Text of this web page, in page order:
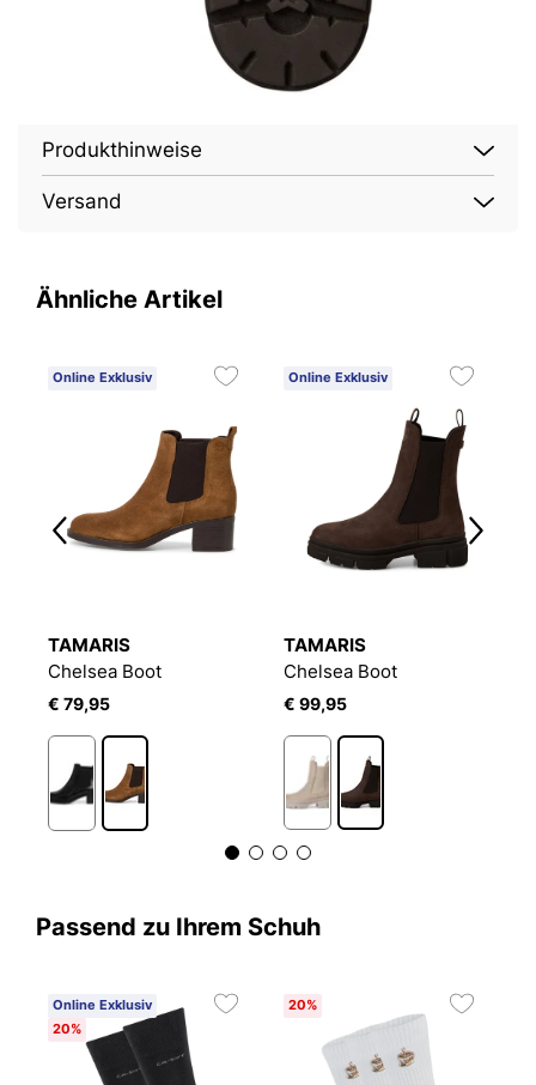
Produkthinweise
Versand
Ähnliche Artikel
Online Exklusiv
TAMARIS
Chelsea Boot
€ 79,95
Online Exklusiv
TAMARIS
Chelsea Boot
€ 99,95
Passend zu Ihrem Schuh
Online Exklusiv
20%
20%